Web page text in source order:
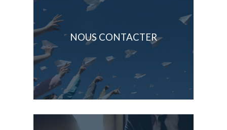
NOUS CONTACTER